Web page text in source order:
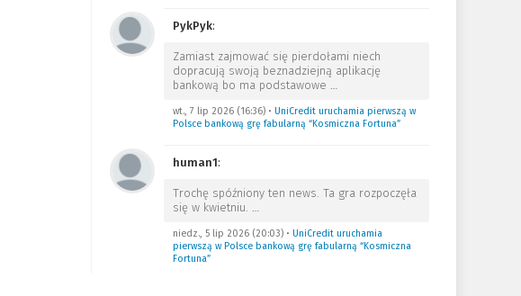
PykPyk:
Zamiast zajmować się pierdołami niech
dopracują swoją beznadziejną aplikację
bankową bo ma podstawowe …
wt., 7 lip 2026 (16:36)• UniCredit uruchamia pierwszą w
Polsce bankową grę fabularną “Kosmiczna Fortuna”
human1:
Trochę spóźniony ten news. Ta gra rozpoczęła
się w kwietniu. …
niedz., 5 lip 2026 (20:03)• UniCredit uruchamia
pierwszą w Polsce bankową grę fabularną “Kosmiczna
Fortuna”